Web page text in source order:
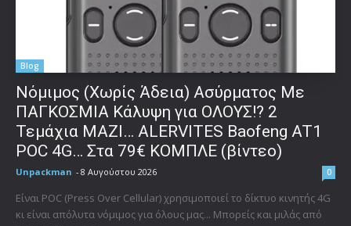
Blog
Νόμιμος (Χωρίς Άδεια) Ασύρματος Με
ΠΑΓΚΟΣΜΙΑ Κάλυψη για ΟΛΟΥΣ!? 2
Τεμάχια ΜΑΖΙ… ALERVITES Baofeng AT1
POC 4G… Στα 79€ ΚΟΜΠΛΕ (βίντεο)
Unpackman - 8 Αυγούστου 2026 0
Είναι POC (Press Over Cellular) χρησιμοποιεί το δίκτυο κινητής 4G
κι είναι απόλυτα νόμιμος για όλους μας... Μπορείς και μιλάς από